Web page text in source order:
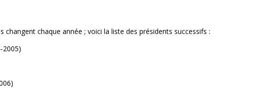
changent chaque année ; voici la liste des présidents successifs :
2005)